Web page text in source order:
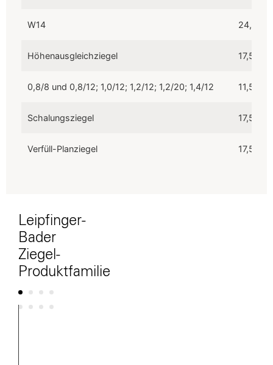
W14 24,0 /
Höhenausgleichziegel 17,5 /
0,8/8 und 0,8/12; 1,0/12; 1,2/12; 1,2/20; 1,4/12 11,5 /
Schalungsziegel 17,5 /
Verfüll-Planziegel 17,5 /
Leipfinger-
Bader
Ziegel-
Produktfamilie